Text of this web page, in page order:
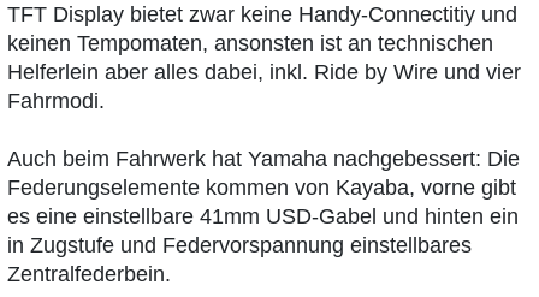
TFT Display bietet zwar keine Handy-Connectitiy und
keinen Tempomaten, ansonsten ist an technischen
Helferlein aber alles dabei, inkl. Ride by Wire und vier
Fahrmodi.
Auch beim Fahrwerk hat Yamaha nachgebessert: Die
Federungselemente kommen von Kayaba, vorne gibt
es eine einstellbare 41mm USD-Gabel und hinten ein
in Zugstufe und Federvorspannung einstellbares
Zentralfederbein.